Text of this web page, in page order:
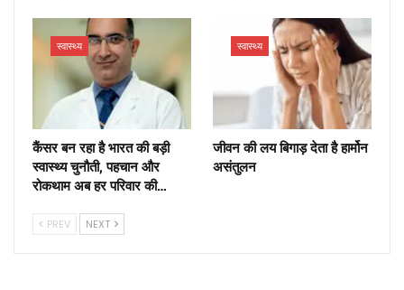
स्वास्थ्य
कैंसर बन रहा है भारत की बड़ी
स्वास्थ्य चुनौती, पहचान और
रोकथाम अब हर परिवार की…
स्वास्थ्य
जीवन की लय बिगाड़ देता है हार्मोन
असंतुलन
PREV NEXT